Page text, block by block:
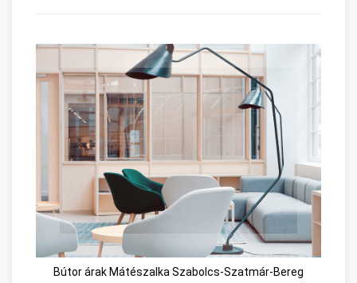
Bútor árak Mátészalka Szabolcs-Szatmár-Bereg